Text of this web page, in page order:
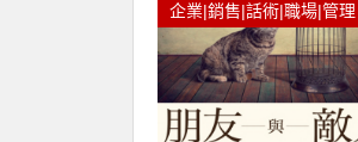
企業|銷售|話術|職場|管理